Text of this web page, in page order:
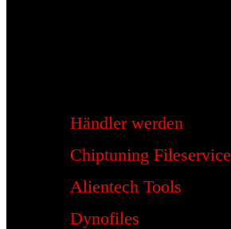
Händler werden
Chiptuning Fileservice
Alientech Tools
Dynofiles